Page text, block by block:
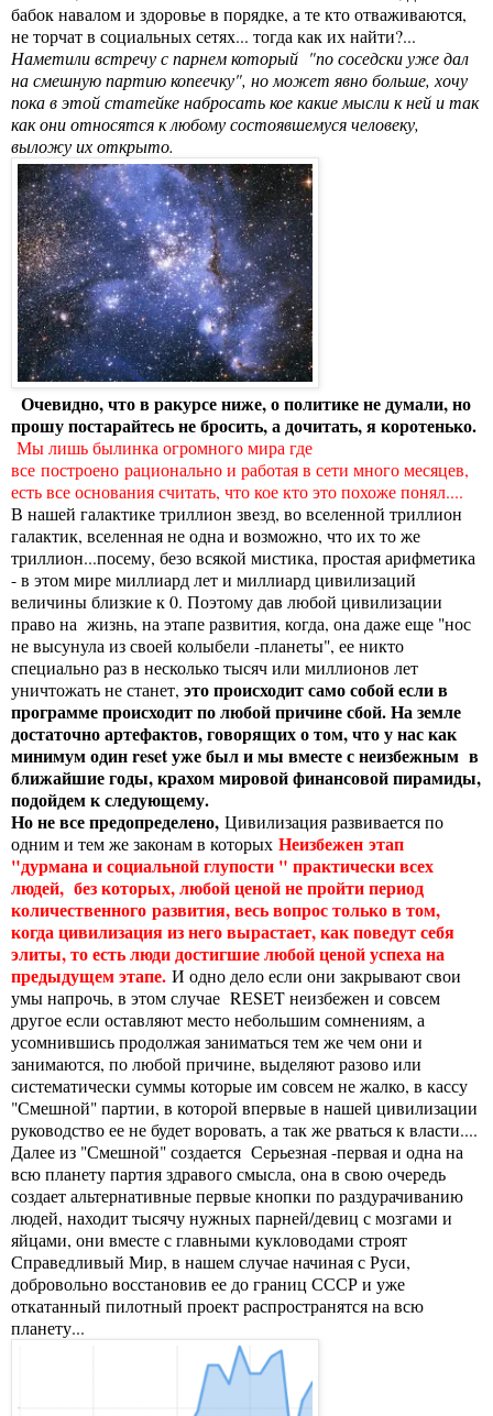
бабок навалом и здоровье в порядке, а те кто отваживаются,
не торчат в социальных сетях... тогда как их найти?...
Наметили встречу с парнем который "по соседски уже дал
на смешную партию копеечку", но может явно больше, хочу
пока в этой статейке набросать кое какие мысли к ней и так
как они относятся к любому состоявшемуся человеку,
выложу их открыто.
Очевидно, что в ракурсе ниже, о политике не думали, но
прошу постарайтесь не бросить, а дочитать, я коротенько.
Мы лишь былинка огромного мира где
все построено рационально и работая в сети много месяцев,
есть все основания считать, что кое кто это похоже понял....
В нашей галактике триллион звезд, во вселенной триллион
галактик, вселенная не одна и возможно, что их то же
триллион...посему, безо всякой мистика, простая арифметика
- в этом мире миллиард лет и миллиард цивилизаций
величины близкие к 0. Поэтому дав любой цивилизации
право на жизнь, на этапе развития, когда, она даже еще "нос
не высунула из своей колыбели -планеты", ее никто
специально раз в несколько тысяч или миллионов лет
уничтожать не станет, это происходит само собой если в
программе происходит по любой причине сбой. На земле
достаточно артефактов, говорящих о том, что у нас как
минимум один reset уже был и мы вместе с неизбежным в
ближайшие годы, крахом мировой финансовой пирамиды,
подойдем к следующему.
Но не все предопределено, Цивилизация развивается по
одним и тем же законам в которых Неизбежен этап
"дурмана и социальной глупости " практически всех
людей, без которых, любой ценой не пройти период
количественного развития, весь вопрос только в том,
когда цивилизация из него вырастает, как поведут себя
элиты, то есть люди достигшие любой ценой успеха на
предыдущем этапе. И одно дело если они закрывают свои
умы напрочь, в этом случае RESET неизбежен и совсем
другое если оставляют место небольшим сомнениям, а
усомнившись продолжая заниматься тем же чем они и
занимаются, по любой причине, выделяют разово или
систематически суммы которые им совсем не жалко, в кассу
"Смешной" партии, в которой впервые в нашей цивилизации
руководство ее не будет воровать, а так же рваться к власти....
Далее из "Смешной" создается Серьезная -первая и одна на
всю планету партия здравого смысла, она в свою очередь
создает альтернативные первые кнопки по раздурачиванию
людей, находит тысячу нужных парней/девиц с мозгами и
яйцами, они вместе с главными кукловодами строят
Справедливый Мир, в нашем случае начиная с Руси,
добровольно восстановив ее до границ СССР и уже
откатанный пилотный проект распространятся на всю
планету...